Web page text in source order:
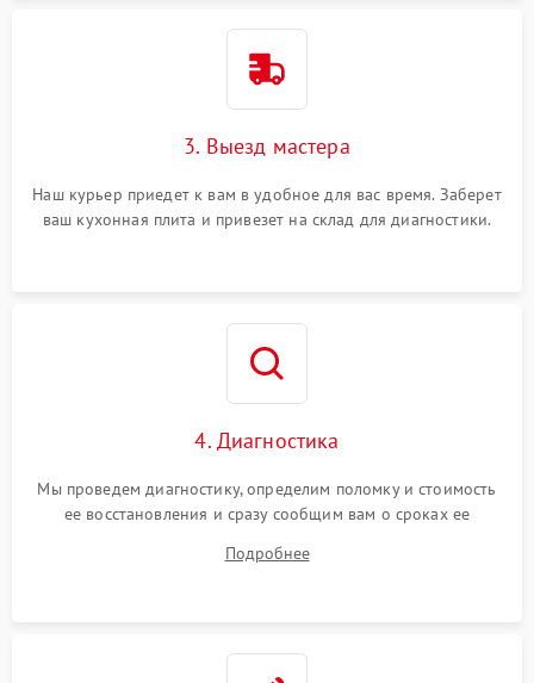
3. Выезд мастера
Наш курьер приедет к вам в удобное для вас время. Заберет
ваш кухонная плита и привезет на склад для диагностики.
4. Диагностика
Мы проведем диагностику, определим поломку и стоимость
ее восстановления и сразу сообщим вам о сроках ее
Подробнее